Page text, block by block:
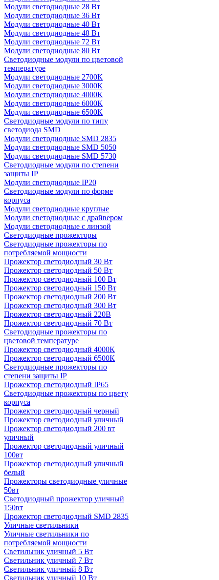
Модули светодиодные 28 Вт
Модули светодиодные 36 Вт
Модули светодиодные 40 Вт
Модули светодиодные 48 Вт
Модули светодиодные 72 Вт
Модули светодиодные 80 Вт
Светодиодные модули по цветовой
температуре
Модули светодиодные 2700К
Модули светодиодные 3000К
Модули светодиодные 4000К
Модули светодиодные 6000К
Модули светодиодные 6500К
Светодиодные модули по типу
светодиода SMD
Модули светодиодные SMD 2835
Модули светодиодные SMD 5050
Модули светодиодные SMD 5730
Светодиодные модули по степени
защиты IP
Модули светодиодные IP20
Светодиодные модули по форме
корпуса
Модули светодиодные круглые
Модули светодиодные с драйвером
Модули светодиодные с линзой
Светодиодные прожекторы
Светодиодные прожекторы по
потребляемой мощности
Прожектор светодиодный 30 Вт
Прожектор светодиодный 50 Вт
Прожектор светодиодный 100 Вт
Прожектор светодиодный 150 Вт
Прожектор светодиодный 200 Вт
Прожектор светодиодный 300 Вт
Прожектор светодиодный 220В
Прожектор светодиодный 70 Вт
Светодиодные прожекторы по
цветовой температуре
Прожектор светодиодный 4000К
Прожектор светодиодный 6500К
Светодиодные прожекторы по
степени защиты IP
Прожектор светодиодный IP65
Светодиодные прожекторы по цвету
корпуса
Прожектор светодиодный черный
Прожектор светодиодный уличный
Прожектор светодиодный 200 вт
уличный
Прожектор светодиодный уличный
100вт
Прожектор светодиодный уличный
белый
Прожекторы светодиодные уличные
50вт
Светодиодный прожектор уличный
150вт
Прожектор светодиодный SMD 2835
Уличные светильники
Уличные светильники по
потребляемой мощности
Светильник уличный 5 Вт
Светильник уличный 7 Вт
Светильник уличный 8 Вт
Светильник уличный 10 Вт